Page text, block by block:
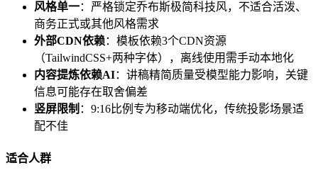
风格单一：严格锁定乔布斯极简科技风，不适合活泼、
商务正式或其他风格需求
外部CDN依赖：模板依赖3个CDN资源
（TailwindCSS+两种字体），离线使用需手动本地化
内容提炼依赖AI：讲稿精简质量受模型能力影响，关键
信息可能存在取舍偏差
竖屏限制 ：9:16比例专为移动端优化，传统投影场景适
配不佳
适合人群